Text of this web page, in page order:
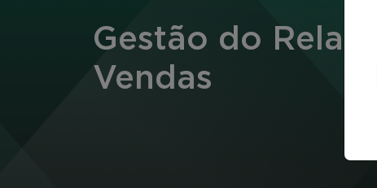
Gestão do
Vendas